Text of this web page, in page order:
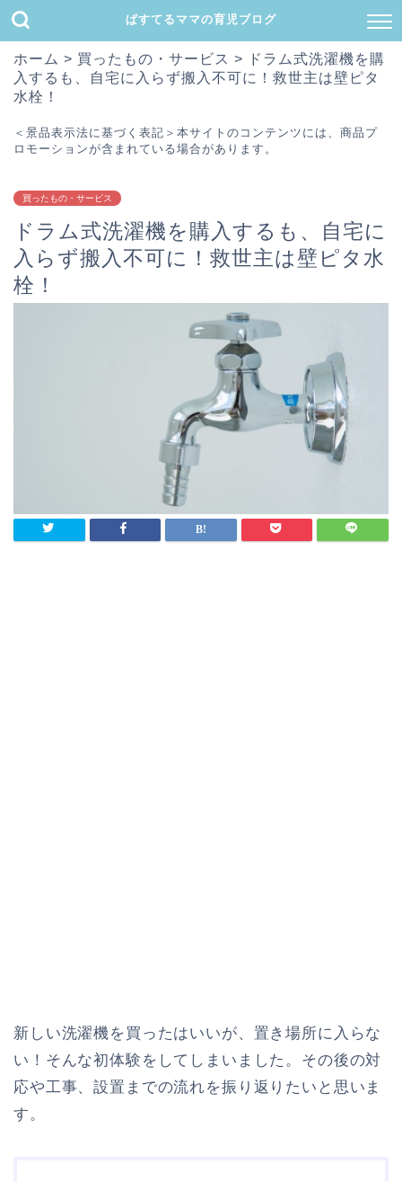
ぱすてるママの育児ブログ
ホーム > 買ったもの・サービス >
ドラム式洗濯機を購
入するも、自宅に入らず搬入不可に！救世主は壁ピタ
水栓！
＜景品表示法に基づく表記＞本サイトのコンテンツには、商品プ
ロモーションが含まれている場合があります。
買ったもの・サービス
ドラム式洗濯機を購入するも、自宅に
入らず搬入不可に！救世主は壁ピタ水
栓！
新しい洗濯機を買ったはいいが、置き場所に入らな
い！そんな初体験をしてしまいました。その後の対
応や工事、設置までの流れを振り返りたいと思いま
す。